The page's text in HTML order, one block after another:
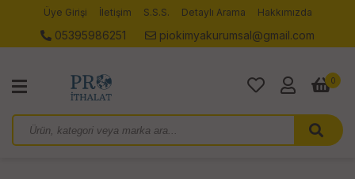
Üye Girişi İletişim S.S.S. Detaylı Arama Hakkımızda
05395986251 piokimyakurumsal@gmail.com
0